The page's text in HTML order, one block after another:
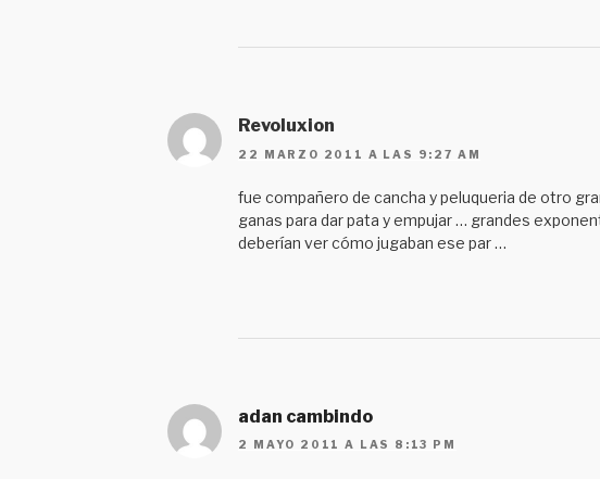
Revoluxion
22 MARZO 2011 A LAS 9:27 AM
fue compañero de cancha y peluqueria de otro
ganas para dar pata y empujar … grandes
deberían ver cómo jugaban ese par …
adan cambindo
2 MAYO 2011 A LAS 8:13 PM